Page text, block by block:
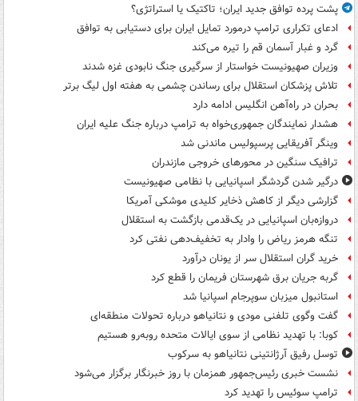
پشت پرده توافق جدید ایران؛ تاکتیک یا استراتژی؟
ادعای تکراری ترامپ درمورد تمایل ایران برای دستیابی به توافق
گرد و غبار آسمان قم را تیره می‌کند
وزیران صهیونیست خواستار از سرگیری جنگ نابودی غزه شدند
تلاش پزشکان استقلال برای رساندن چشمی به هفته اول لیگ برتر
بحران در راه‌آهن انگلیس ادامه دارد
هشدار نمایندگان جمهوری‌خواه به ترامپ درباره جنگ علیه ایران
وینگر آفریقایی پرسپولیس ماندنی شد
ترافیک سنگین در محورهای خروجی مازندران
درگیر شدن گردشگر اسپانیایی با نظامی صهیونیست
گزارشی دیگر از کاهش ذخایر کلیدی موشکی آمریکا
دروازه‌بان اسپانیایی در یک‌قدمی بازگشت به استقلال
تنگه هرمز ریاض را وادار به تخفیف‌دهی نفتی کرد
خرید گران استقلال سر از یونان درآورد
گربه جریان برق شهرستان فریمان را قطع کرد
استانبول میزبان سوپرجام اسپانیا شد
گفت وگوی تلفنی مودی و نتانیاهو درباره تحولات منطقه‌ای
کوبا: با تهدید نظامی از سوی ایالات متحده روبه‌رو هستیم
توسل رفیق آرژانتینی نتانیاهو به سرکوب
نشست خبری رئیس‌جمهور همزمان با روز خبرنگار برگزار می‌شود
ترامپ سوئیس را تهدید کرد